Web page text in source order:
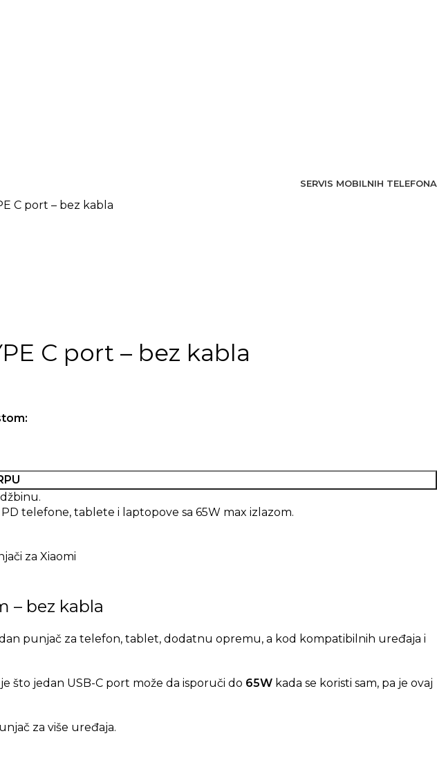
SERVIS MOBILNIH TELEFONA
C port – bez kabla
C port – bez kabla
telefone, tablete i laptopove sa 65W max izlazom.
za Xiaomi
– bez kabla
punjač za telefon, tablet, dodatnu opremu, a kod kompatibilnih uređaja i
što jedan USB-C port može da isporuči do 65W kada se koristi sam, pa je ovaj
za više uređaja.